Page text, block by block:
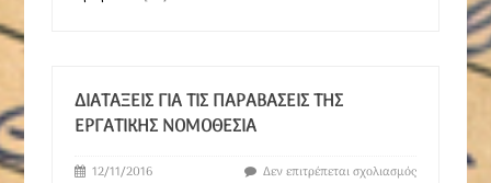
ΔΙΑΤΆΞΕΙΣ ΓΙΑ ΤΙΣ ΠΑΡΑΒΆΣΕΙΣ ΤΗΣ
ΕΡΓΑΤΙΚΉΣ ΝΟΜΟΘΕΣΊΑ
12/11/2016 Δεν επιτρέπεται σχολιασμός